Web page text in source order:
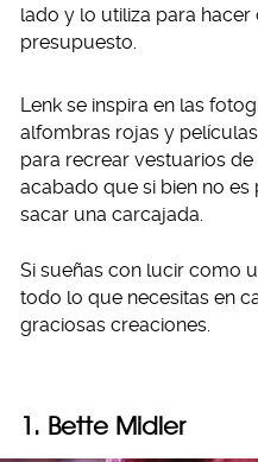
lado y lo utiliza para
presupuesto.
Lenk se inspira en las
alfombras rojas y
para recrear vestuarios
acabado que si bien no
sacar una carcajada.
Si sueñas con lucir como
todo lo que necesitas en
graciosas creaciones.
1. Bette Midler